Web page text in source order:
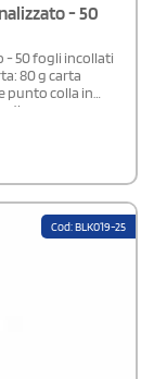
- 50
- 50 fogli incollati
80 g carta
punto colla in
punto
allestimento
Cod: BLK019-25